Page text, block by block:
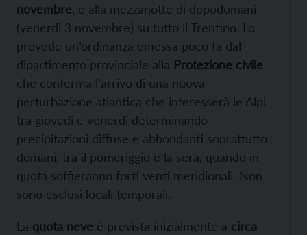
novembre , e alla mezzanotte di dopodomani
(venerdì 3 novembre) su tutto il Trentino. Lo
prevede un’ordinanza emessa poco fa dal
dipartimento provinciale alla Protezione civile
che conferma l’arrivo di una nuova
perturbazione atlantica che interesserà le Alpi
tra giovedì e venerdì determinando
precipitazioni diffuse e abbondanti soprattutto
domani, tra il pomeriggio e la sera, quando in
quota soffieranno forti venti meridionali. Non
sono esclusi locali temporali.
La quota neve è prevista inizialmente a circa